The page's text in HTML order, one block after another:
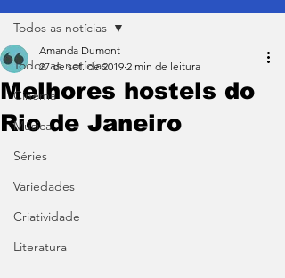
Todos as notícias
Cinema
Música
Séries
Variedades
Criatividade
Literatura
Todos as notícias
Melhores hostels do
Rio de Janeiro
Amanda Dumont
27 de set. de 2019 2 min de leitura